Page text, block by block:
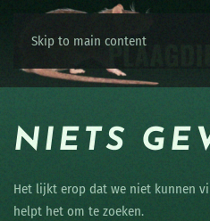
Skip to main content
NIETS
Het lijkt erop dat we niet kunnen
helpt het om te zoeken.